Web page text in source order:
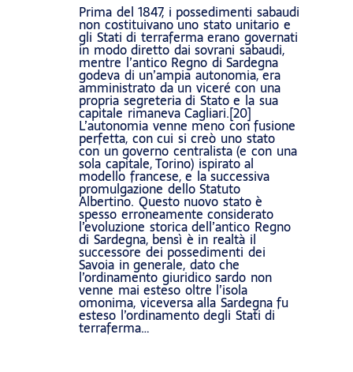
Prima del 1847, i possedimenti sabaudi
non costituivano uno stato unitario e
gli Stati di terraferma erano governati
in modo diretto dai sovrani sabaudi,
mentre l’antico Regno di Sardegna
godeva di un’ampia autonomia, era
amministrato da un viceré con una
propria segreteria di Stato e la sua
capitale rimaneva Cagliari.[20]
L’autonomia venne meno con fusione
perfetta, con cui si creò uno stato
con un governo centralista (e con una
sola capitale, Torino) ispirato al
modello francese, e la successiva
promulgazione dello Statuto
Albertino. Questo nuovo stato è
spesso erroneamente considerato
l’evoluzione storica dell’antico Regno
di Sardegna, bensì è in realtà il
successore dei possedimenti dei
Savoia in generale, dato che
l’ordinamento giuridico sardo non
venne mai esteso oltre l’isola
omonima, viceversa alla Sardegna fu
esteso l’ordinamento degli Stati di
terraferma…